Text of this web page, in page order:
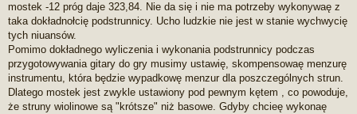
mostek -12 próg daje 323,84. Nie da się i nie ma potrzeby wykonywaę z
taka dokładnołcię podstrunnicy. Ucho ludzkie nie jest w stanie wychwycię
tych niuansów.
Pomimo dokładnego wyliczenia i wykonania podstrunnicy podczas
przygotowywania gitary do gry musimy ustawię, skompensowaę menzurę
instrumentu, która będzie wypadkowę menzur dla poszczególnych strun.
Dlatego mostek jest zwykle ustawiony pod pewnym kętem , co powoduje,
że struny wiolinowe są "krótsze" niż basowe. Gdyby chcieę wykonaę